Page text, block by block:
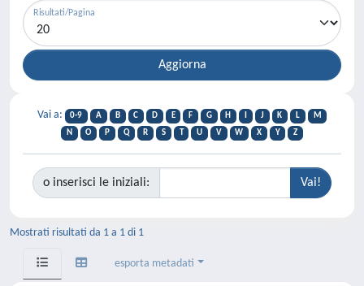
Risultati/Pagina
Vai a: 0-9 A B C D E F G H J K L
M
N
O P Q R S T U V W X Y Z
o inserisci le iniziali:
Mostrati risultati da 1 a 1 di 1
esporta metadati